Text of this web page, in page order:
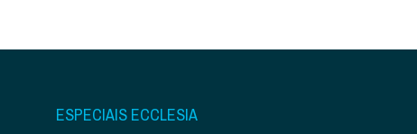
ESPECIAIS ECCLESIA